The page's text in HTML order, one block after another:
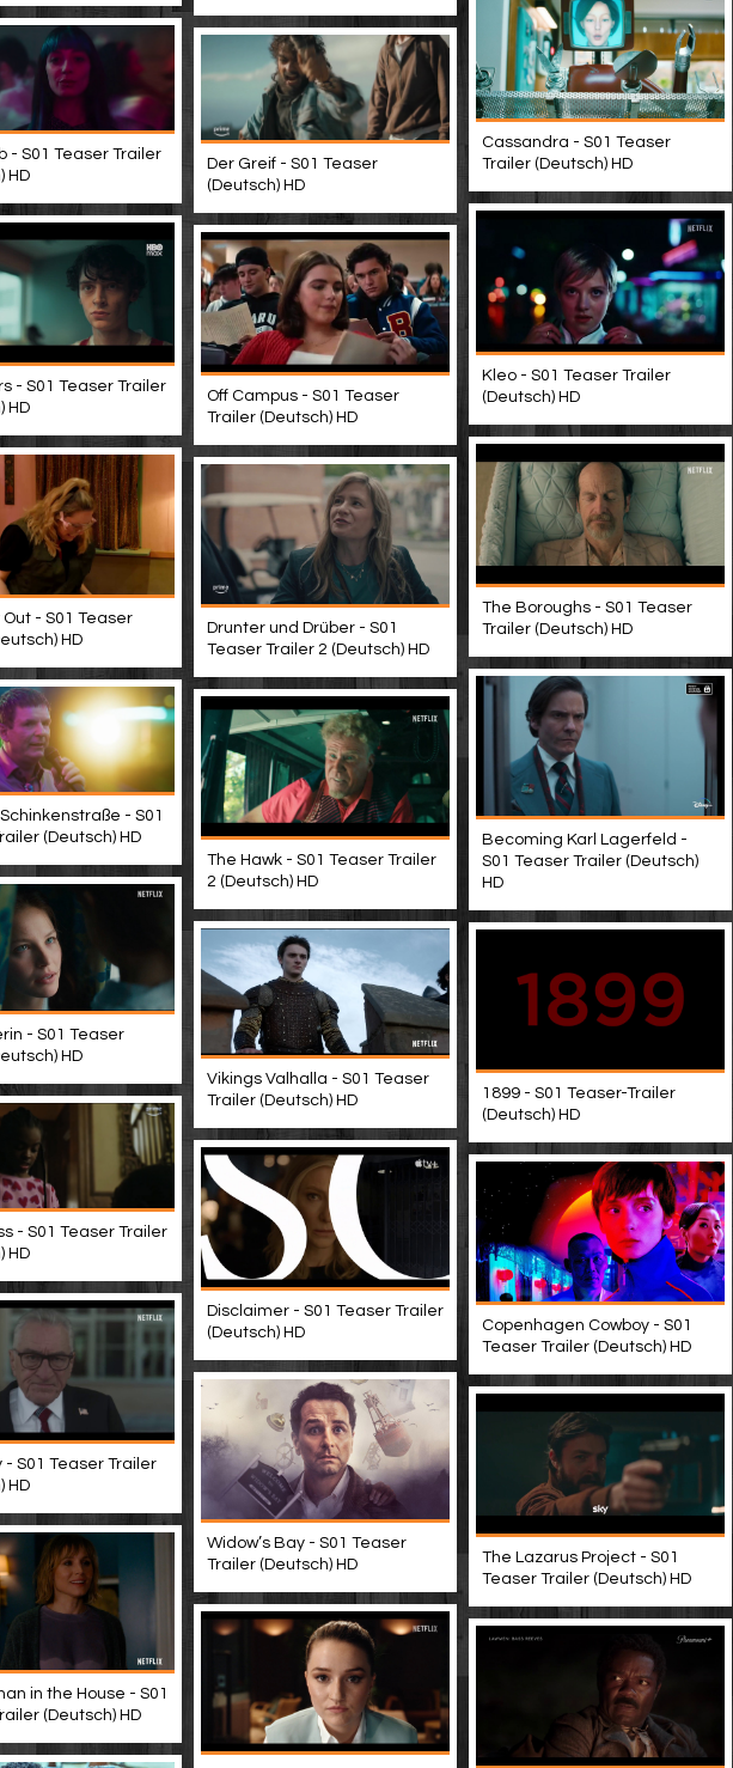
Cassandra - S01 Teaser
Trailer (Deutsch) HD
- S01 Teaser Trailer
HD
Der Greif - S01 Teaser
(Deutsch) HD
Kleo - S01 Teaser Trailer
(Deutsch) HD
- S01 Teaser Trailer
HD
Off Campus - S01 Teaser
Trailer (Deutsch) HD
The Boroughs - S01 Teaser
Trailer (Deutsch) HD
- S01 Teaser
HD
Drunter und Drüber - S01
Teaser Trailer 2 (Deutsch) HD
Becoming Karl Lagerfeld -
S01 Teaser Trailer (Deutsch)
HD
- S01
(Deutsch) HD
The Hawk - S01 Teaser Trailer
2 (Deutsch) HD
- S01 Teaser
HD
Vikings Valhalla - S01 Teaser
Trailer (Deutsch) HD
1899 - S01 Teaser-Trailer
(Deutsch) HD
- S01 Teaser Trailer
HD
Disclaimer - S01 Teaser Trailer
(Deutsch) HD
Copenhagen Cowboy - S01
Teaser Trailer (Deutsch) HD
- S01 Teaser Trailer
HD
Widow’s Bay - S01 Teaser
Trailer (Deutsch) HD
The Lazarus Project - S01
Teaser Trailer (Deutsch) HD
in the House - S01
(Deutsch) HD